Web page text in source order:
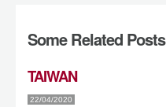
Some Related Posts
TAIWAN
22/04/2020